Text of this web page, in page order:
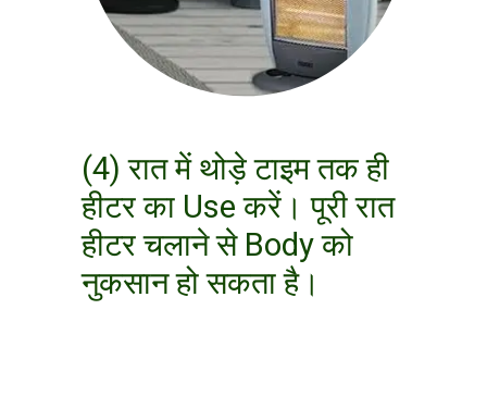
(4) रात में थोड़े टाइम तक ही
हीटर का Use करें। पूरी रात
हीटर चलाने से Body को
नुकसान हो सकता है।